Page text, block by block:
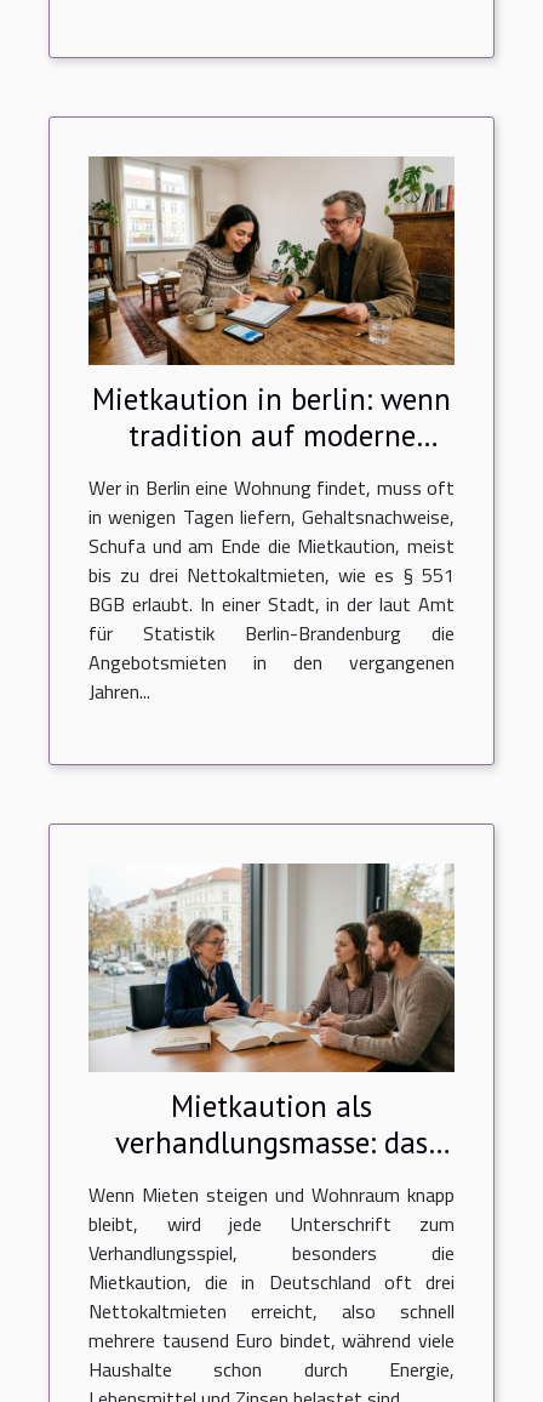
Mietkaution in berlin: wenn
tradition auf moderne
bezahlmethoden trifft
Wer in Berlin eine Wohnung findet, muss oft
in wenigen Tagen liefern, Gehaltsnachweise,
Schufa und am Ende die Mietkaution, meist
bis zu drei Nettokaltmieten, wie es § 551
BGB erlaubt. In einer Stadt, in der laut Amt
für Statistik Berlin-Brandenburg die
Angebotsmieten in den vergangenen
Jahren...
Mietkaution als
verhandlungsmasse: das
sagt die rechtsprechung
Wenn Mieten steigen und Wohnraum knapp
bleibt, wird jede Unterschrift zum
Verhandlungsspiel, besonders die
Mietkaution, die in Deutschland oft drei
Nettokaltmieten erreicht, also schnell
mehrere tausend Euro bindet, während viele
Haushalte schon durch Energie,